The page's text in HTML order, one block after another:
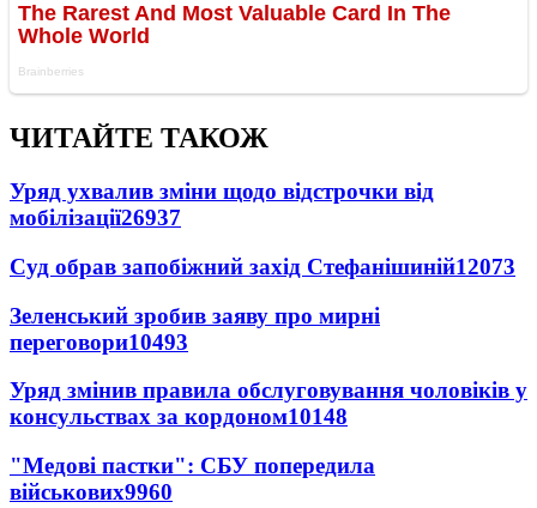
ЧИТАЙТЕ ТАКОЖ
Уряд ухвалив зміни щодо відстрочки від
мобілізації26937
Суд обрав запобіжний захід Стефанішиній12073
Зеленський зробив заяву про мирні
переговори10493
Уряд змінив правила обслуговування чоловіків у
консульствах за кордоном10148
"Медові пастки": СБУ попередила
військових9960